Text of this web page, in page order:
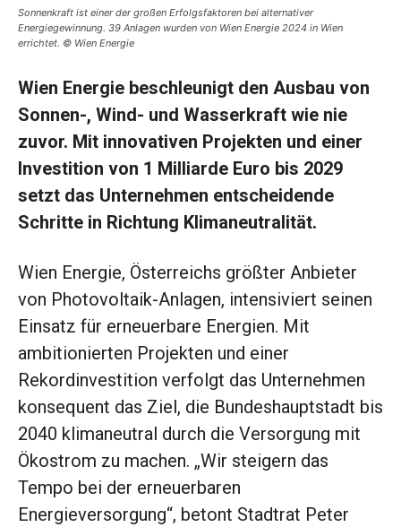
Sonnenkraft ist einer der großen Erfolgsfaktoren bei alternativer
Energiegewinnung. 39 Anlagen wurden von Wien Energie 2024 in Wien
errichtet. © Wien Energie
Wien Energie beschleunigt den Ausbau von
Sonnen-, Wind- und Wasserkraft wie nie
zuvor. Mit innovativen Projekten und einer
Investition von 1 Milliarde Euro bis 2029
setzt das Unternehmen entscheidende
Schritte in Richtung Klimaneutralität.
Wien Energie, Österreichs größter Anbieter
von Photovoltaik-Anlagen, intensiviert seinen
Einsatz für erneuerbare Energien. Mit
ambitionierten Projekten und einer
Rekordinvestition verfolgt das Unternehmen
konsequent das Ziel, die Bundeshauptstadt bis
2040 klimaneutral durch die Versorgung mit
Ökostrom zu machen. „Wir steigern das
Tempo bei der erneuerbaren
Energieversorgung“, betont Stadtrat Peter